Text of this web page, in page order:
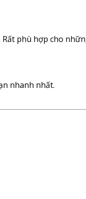
phù hợp cho
nhanh nhất.